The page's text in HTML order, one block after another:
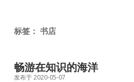
标签： 书店
畅游在知识的海洋
发布于 2020-05-07